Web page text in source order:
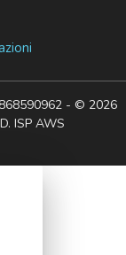
- © 2026
ISP AWS